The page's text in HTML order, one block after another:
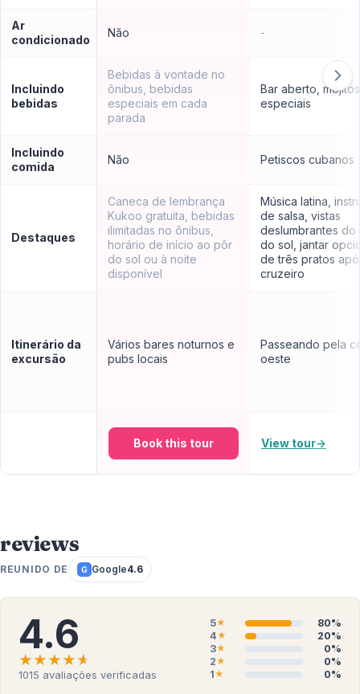
Ar
condicionado
Não -
Incluindo
bebidas
Bebidas à vontade no
ônibus, bebidas
especiais em cada
parada
Bar aberto, mojitos
especiais
Incluindo
comida
Não Petiscos cubanos
Destaques
Caneca de lembrança
Kukoo gratuita, bebidas
ilimitadas no ônibus,
horário de início ao pôr
do sol ou à noite
disponível
Música latina,
de salsa, vistas
deslumbrantes do
do sol, jantar
de três pratos
cruzeiro
Itinerário da
excursão
Vários bares noturnos e
pubs locais
Passeando pela
oeste
Book this tour View tour→
reviews
REUNIDO DE G Google4.6
4.6
★★★★★
★★★★★
1015 avaliações verificadas
5★
80%
4★
20%
3★
0%
2★
0%
1★ 0%